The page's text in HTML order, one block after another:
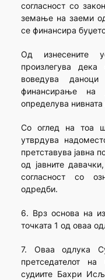
согласност со
земање на заеми
се финансира
Од изнесените
произлегува
воведува
финансирање на
определува нивната
Со оглед на тоа
утврдува
претставува јавна
од јавните
согласност со
одредби.
6. Врз основа на
точката 1 од оваа
7. Оваа одлука
претседателот
судиите Бахри